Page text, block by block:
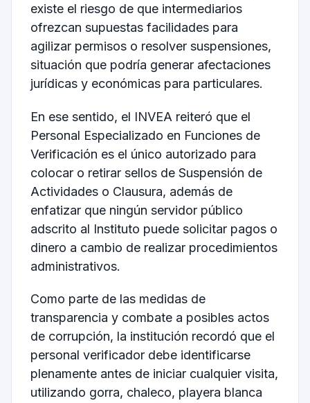
existe el riesgo de que intermediarios
ofrezcan supuestas facilidades para
agilizar permisos o resolver suspensiones,
situación que podría generar afectaciones
jurídicas y económicas para particulares.
En ese sentido, el INVEA reiteró que el
Personal Especializado en Funciones de
Verificación es el único autorizado para
colocar o retirar sellos de Suspensión de
Actividades o Clausura, además de
enfatizar que ningún servidor público
adscrito al Instituto puede solicitar pagos o
dinero a cambio de realizar procedimientos
administrativos.
Como parte de las medidas de
transparencia y combate a posibles actos
de corrupción, la institución recordó que el
personal verificador debe identificarse
plenamente antes de iniciar cualquier visita,
utilizando gorra, chaleco, playera blanca